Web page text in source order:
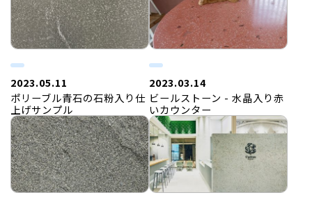
2023.05.11
ポリーブル青石の石粉入り仕
上げサンプル
2023.03.14
ビールストーン - 水晶入り赤
いカウンター